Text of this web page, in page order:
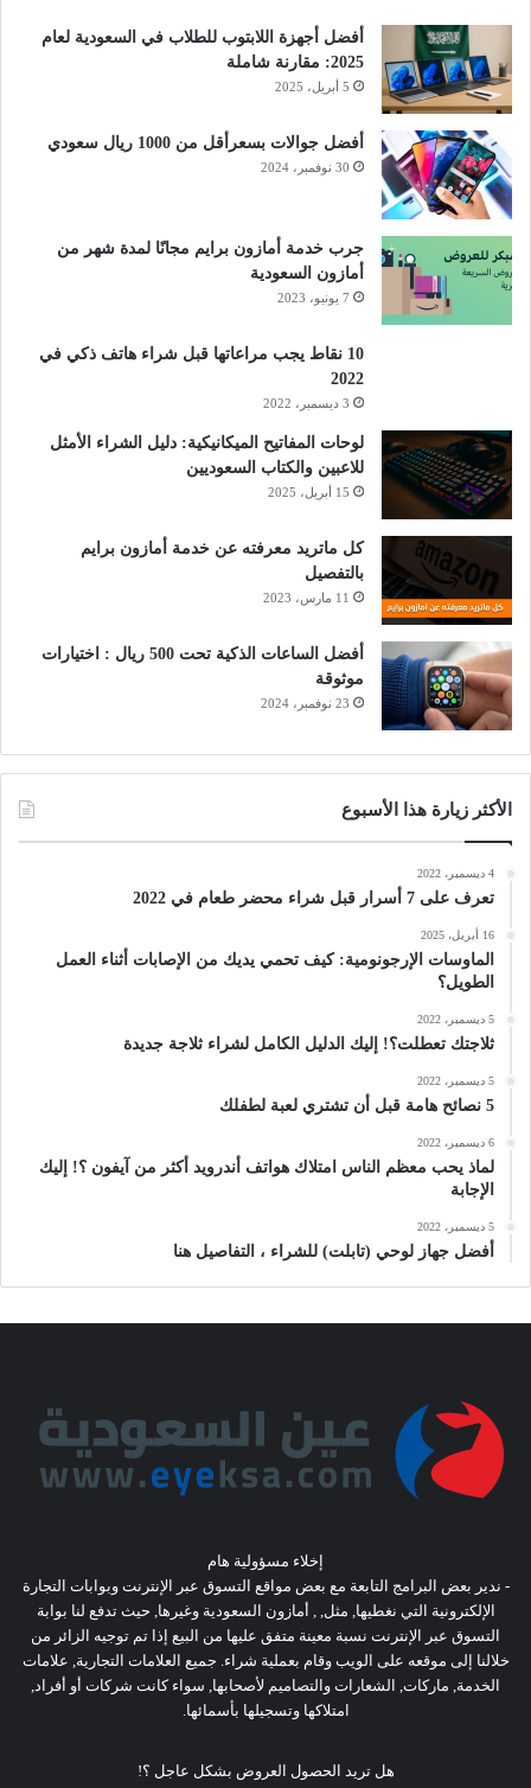
أفضل أجهزة اللابتوب للطلاب في السعودية لعام
2025: مقارنة شاملة
5 أبريل، 2025
أفضل جوالات بسعرأقل من 1000 ريال سعودي
30 نوفمبر، 2024
جرب خدمة أمازون برايم مجانًا لمدة شهر من
أمازون السعودية
7 يونيو، 2023
10 نقاط يجب مراعاتها قبل شراء هاتف ذكي في
2022
3 ديسمبر، 2022
لوحات المفاتيح الميكانيكية: دليل الشراء الأمثل
للاعبين والكتاب السعوديين
15 أبريل، 2025
كل ماتريد معرفته عن خدمة أمازون برايم
بالتفصيل
11 مارس، 2023
أفضل الساعات الذكية تحت 500 ريال : اختيارات
موثوقة
23 نوفمبر، 2024
الأكثر زيارة هذا الأسبوع
4 ديسمبر، 2022
تعرف على 7 أسرار قبل شراء محضر طعام في 2022
16 أبريل، 2025
الماوسات الإرجونومية: كيف تحمي يديك من الإصابات أثناء العمل
الطويل؟
5 ديسمبر، 2022
ثلاجتك تعطلت؟! إليك الدليل الكامل لشراء ثلاجة جديدة
5 ديسمبر، 2022
5 نصائح هامة قبل أن تشتري لعبة لطفلك
6 ديسمبر، 2022
لماذ يحب معظم الناس امتلاك هواتف أندرويد أكثر من آيفون ؟! إليك
الإجابة
5 ديسمبر، 2022
أفضل جهاز لوحي (تابلت) للشراء ، التفاصيل هنا
إخلاء مسؤولية هام
- ندير بعض البرامج التابعة مع بعض مواقع التسوق عبر الإنترنت وبوابات التجارة
الإلكترونية التي نغطيها, مثل, , أمازون السعودية وغيرها, حيث تدفع لنا بوابة
التسوق عبر الإنترنت نسبة معينة متفق عليها من البيع إذا تم توجيه الزائر من
خلالنا إلى موقعه على الويب وقام بعملية شراء. جميع العلامات التجارية, علامات
الخدمة, ماركات, الشعارات والتصاميم لأصحابها, سواء كانت شركات أو أفراد,
امتلاكها وتسجيلها بأسمائها.
هل تريد الحصول العروض بشكل عاجل ؟!